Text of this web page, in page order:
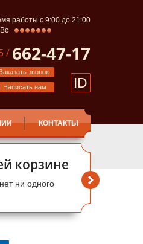
работы с 9:00 до 21:00
/ 662-47-17
звонок
Написать нам ID
КОНТАКТЫ
корзине
ни одного